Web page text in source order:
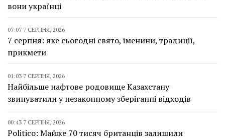
вони українці
07:07 7 СЕРПНЯ, 2026
7 серпня: яке сьогодні свято, іменини, традиції,
прикмети
01:03 7 СЕРПНЯ, 2026
Найбільше нафтове родовище Казахстану
звинуватили у незаконному зберіганні відходів
00:43 7 СЕРПНЯ, 2026
Politico: Майже 70 тисяч британців залишили